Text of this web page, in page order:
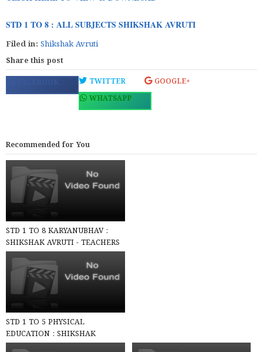
STD 1 TO 8 : ALL SUBJECTS SHIKSHAK AVRUTI
Filed in: Shikshak Avruti
Share this post
FACEBOOK TWITTER
GOOGLE+
WHATSAPP
Recommended for You
STD 1 TO 8 KARYANUBHAV :
SHIKSHAK AVRUTI - TEACHERS
EDITION PDF According to
STD 1 TO 5 PHYSICAL
EDUCATION : SHIKSHAK
AVRUTI - TEACHERS EDITION